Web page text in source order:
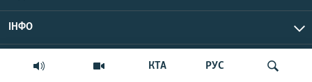
КТА РУС
ІНФО
© Крим.Реалії, 2026 | Усі права застережено.